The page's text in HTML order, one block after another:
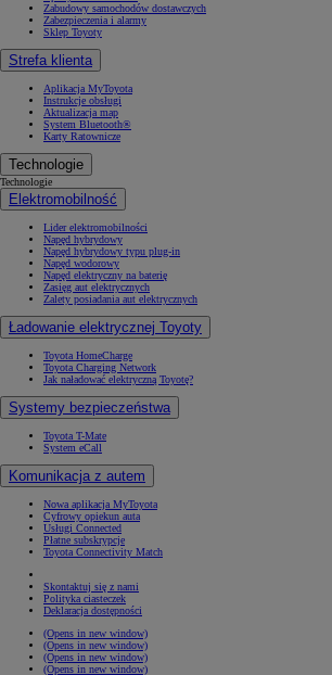
Zabudowy samochodów dostawczych
Zabezpieczenia i alarmy
Sklep Toyoty
Strefa klienta
Aplikacja MyToyota
Instrukcje obsługi
Aktualizacja map
System Bluetooth®
Karty Ratownicze
Technologie
Technologie
Elektromobilność
Lider elektromobilności
Napęd hybrydowy
Napęd hybrydowy typu plug-in
Napęd wodorowy
Napęd elektryczny na baterię
Zasięg aut elektrycznych
Zalety posiadania aut elektrycznych
Ładowanie elektrycznej Toyoty
Toyota HomeCharge
Toyota Charging Network
Jak naładować elektryczną Toyotę?
Systemy bezpieczeństwa
Toyota T-Mate
System eCall
Komunikacja z autem
Nowa aplikacja MyToyota
Cyfrowy opiekun auta
Usługi Connected
Płatne subskrypcje
Toyota Connectivity Match
Skontaktuj się z nami
Polityka ciasteczek
Deklaracja dostępności
(Opens in new window)
(Opens in new window)
(Opens in new window)
(Opens in new window)